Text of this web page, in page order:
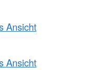
Ansicht
Ansicht